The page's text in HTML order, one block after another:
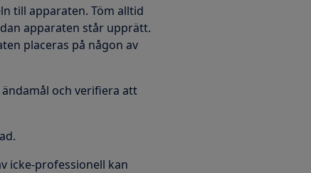
till apparaten. Töm alltid
apparaten står upprätt.
placeras på någon av
och verifiera att
icke-professionell kan